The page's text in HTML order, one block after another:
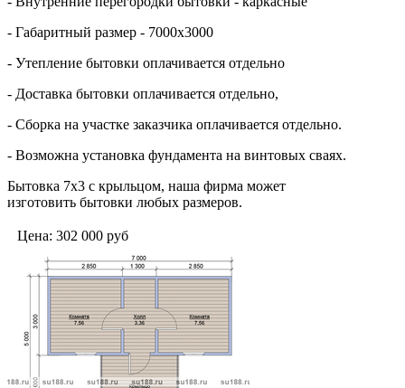
- Габаритный размер - 7000х3000
- Утепление бытовки оплачивается отдельно
- Доставка бытовки оплачивается отдельно,
- Сборка на участке заказчика оплачивается отдельно.
- Возможна установка фундамента на винтовых сваях.
Бытовка 7х3 с крыльцом, наша фирма может
изготовить бытовки любых размеров.
Цена: 302 000 руб